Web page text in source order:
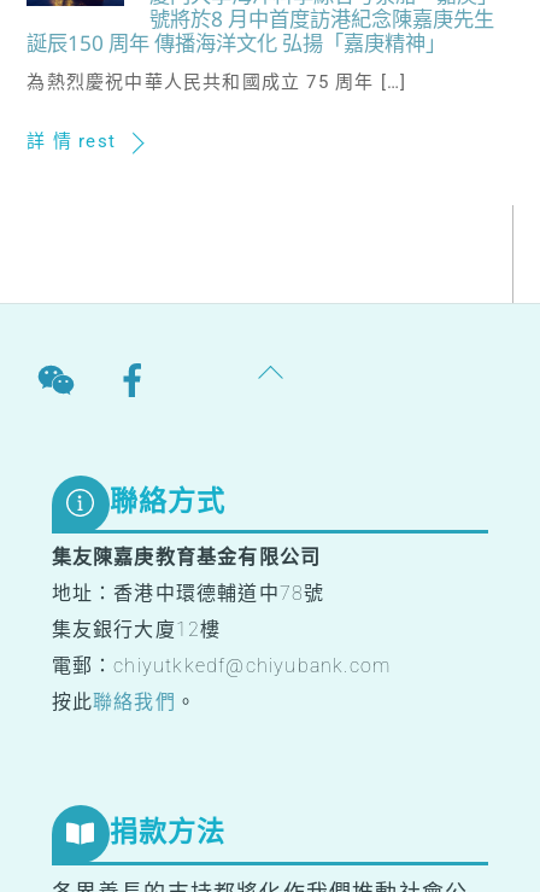
號將於8 月中首度訪港紀念陳嘉庚先生
誕辰150 周年 傳播海洋文化 弘揚「嘉庚精神」
為熱烈慶祝中華人民共和國成立 75 周年 […]
詳 情 rest
Back
聯絡方式
集友陳嘉庚教育基金有限公司
地址：香港中環德輔道中78號
集友銀行大廈12樓
電郵：chiyutkkedf@chiyubank.com
按此聯絡我們 。
捐款方法